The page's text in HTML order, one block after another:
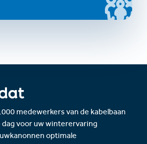
medewerkers van de kabelbaan
dag voor uw winterervaring
optimale